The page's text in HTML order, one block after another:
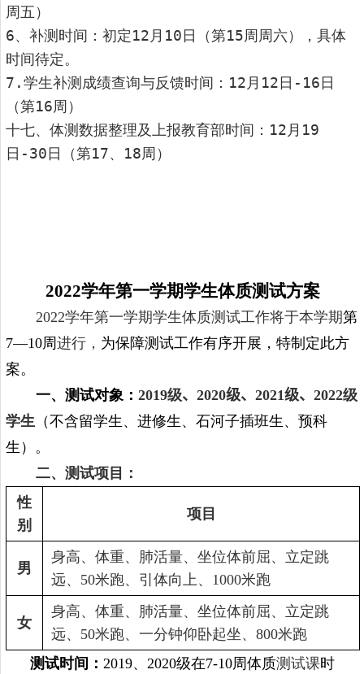
周五）
6、补测时间：初定12月10日（第15周周六），具体
时间待定。
7.学生补测成绩查询与反馈时间：12月12日-16日
（第16周）
十七、体测数据整理及上报教育部时间：12月19
日-30日（第17、18周）
2022学年第一学期学生体质测试方案
2022学年第一学期学生体质测试工作将于本学期第
7—10周进行， 为保障测试工作有序开展，特制定此方
案。
一、测试对象： 2019级、 2020级、 2021级、 2022级
学生 （不含留学生、进修生、石河子插班生、预科
生）。
二、测试项目：
性
别
项目
男
身高、体重、肺活量、坐位体前屈、立定跳
远、 50米跑、引体向上、 1000米跑
女
身高、体重、肺活量、坐位体前屈、立定跳
远、 50米跑、一分钟仰卧起坐、 800米跑
测试时间： 2019、 2020级在7-10周体质测试课时